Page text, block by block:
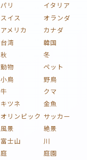
パリ
イタリア
スイス
オランダ
アメリカ
カナダ
台湾
韓国
秋
冬
動物
ペット
小鳥
野鳥
牛
クマ
キツネ
金魚
オリンピック サッカー
風景
絶景
富士山
川
庭
庭園